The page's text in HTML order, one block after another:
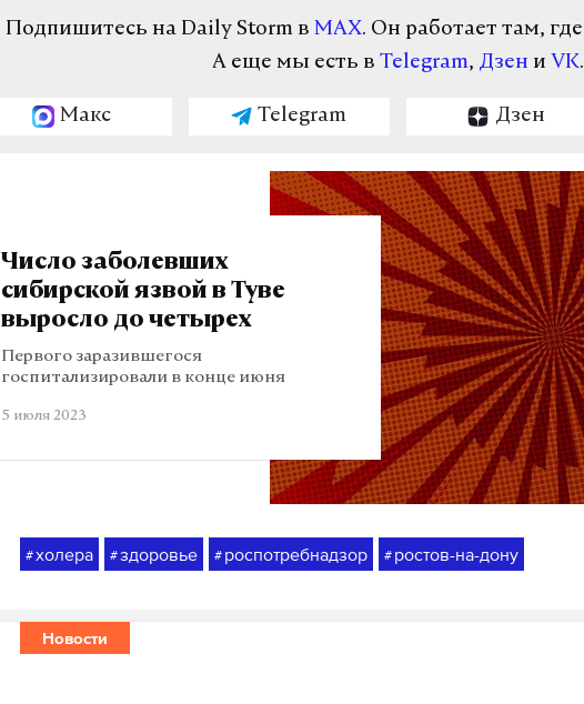
Подпишитесь на Daily Storm в MAX. Он работает там,
А еще мы есть в Telegram, Дзен и VK.
Макс Telegram Дзен
Число заболевших
сибирской язвой в Туве
выросло до четырех
Первого заразившегося
госпитализировали в конце июня
5 июля 2023
#холера #здоровье # роспотребнадзор # ростов-на-дону
Новости